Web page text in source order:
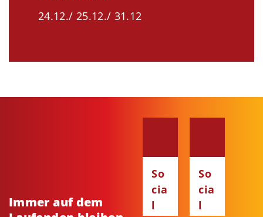
24.12./ 25.12./ 31.12
Immer auf dem
So
cia
l
So
cia
l